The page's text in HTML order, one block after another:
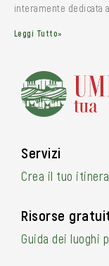
interamente dedicata
Leggi Tutto»
Servizi
Crea il tuo
Risorse
Guida dei luoghi